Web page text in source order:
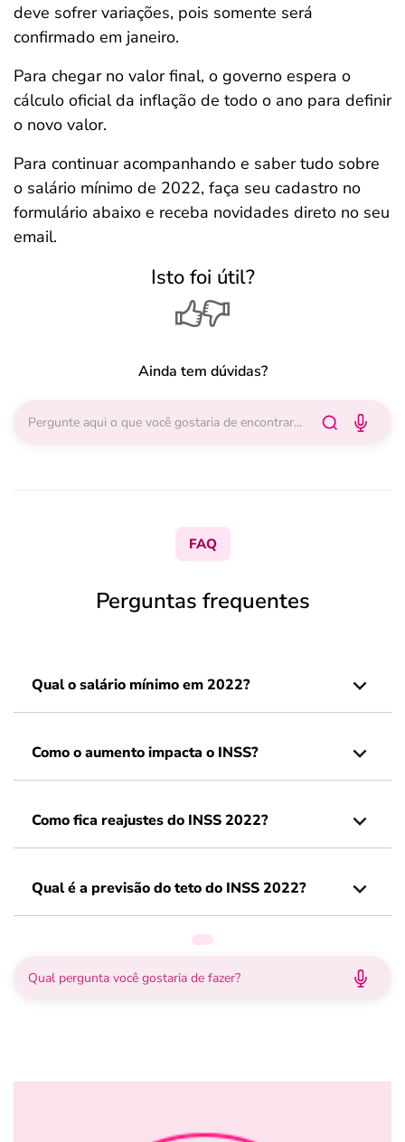
deve sofrer variações, pois somente será
confirmado em janeiro.
Para chegar no valor final, o governo espera o
cálculo oficial da inflação de todo o ano para definir
o novo valor.
Para continuar acompanhando e saber tudo sobre
o salário mínimo de 2022, faça seu cadastro no
formulário abaixo e receba novidades direto no seu
email.
Isto foi útil?
Ainda tem dúvidas?
FAQ
Perguntas frequentes
Qual o salário mínimo em 2022?
Como o aumento impacta o INSS?
Como fica reajustes do INSS 2022?
Qual é a previsão do teto do INSS 2022?